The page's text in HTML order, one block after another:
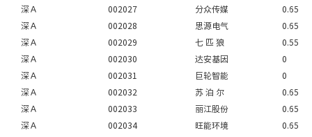
深Ａ
002027 分众传媒
0.65
深Ａ
002028 思源电气
0.65
深Ａ
002029 七 匹 狼
0.55
深Ａ
002030 达安基因
0
深Ａ
002031 巨轮智能
0
深Ａ
002032 苏 泊 尔
0.65
深Ａ
002033 丽江股份
0.65
深Ａ
002034 旺能环境
0.65